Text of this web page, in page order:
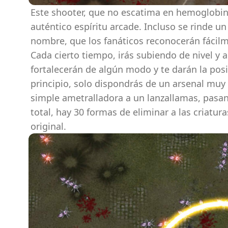
Este shooter, que no escatima en
auténtico espíritu arcade. Incluso se rinde
nombre, que los fanáticos reconocerán
Cada cierto tiempo, irás subiendo de nivel y
fortalecerán de algún modo y te darán la
principio, solo dispondrás de un arsenal
simple ametralladora a un lanzallamas,
total, hay 30 formas de eliminar a las
original.